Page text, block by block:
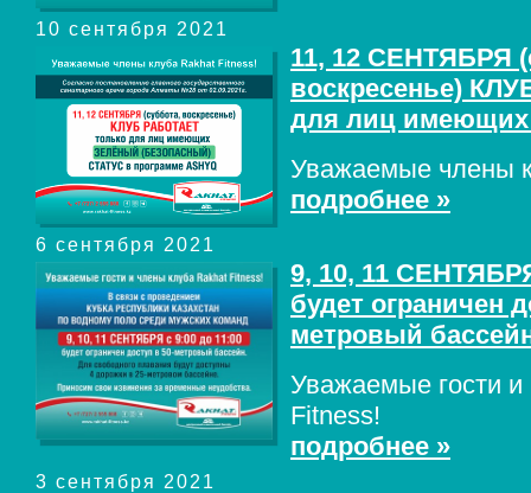
10 сентября 2021
11, 12 СЕНТЯБРЯ
воскресенье)
для лиц
Уважаемые члены
подробнее »
6 сентября 2021
9, 10, 11
будет ограничен
метровый
Уважаемые гости
Fitness!
подробнее »
3 сентября 2021